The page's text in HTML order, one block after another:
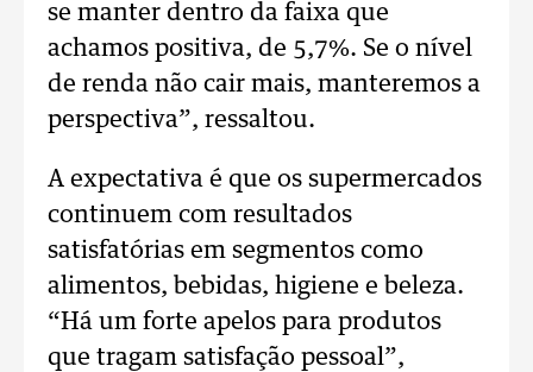
se manter dentro da faixa que
achamos positiva, de 5,7%. Se o nível
de renda não cair mais, manteremos a
perspectiva”, ressaltou.
A expectativa é que os supermercados
continuem com resultados
satisfatórias em segmentos como
alimentos, bebidas, higiene e beleza.
“Há um forte apelos para produtos
que tragam satisfação pessoal”,